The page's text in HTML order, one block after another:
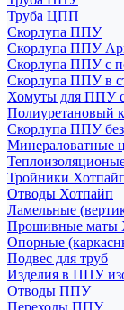
Труба ЦПП
Скорлупа ППУ
Скорлупа ППУ
Скорлупа ППУ с
Скорлупа ППУ в
Хомуты для ППУ
Полиуретановый
Скорлупа ППУ
Минераловатные
Тройники
Отводы Хотпайп
Ламельные
Прошивные маты
Опорные
Подвес для труб
Изделия в ППУ
Отводы ППУ
Переходы ППУ